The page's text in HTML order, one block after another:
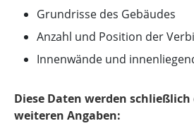
Grundrisse des Gebäudes
Anzahl und Position der
Innenwände und
Diese Daten werden
weiteren Angaben: